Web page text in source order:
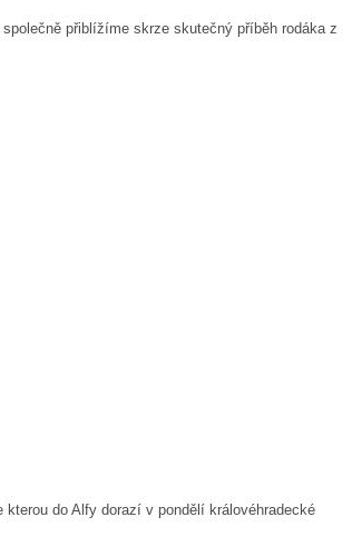
přiblížíme skrze skutečný příběh rodáka z
do Alfy dorazí v pondělí královéhradecké